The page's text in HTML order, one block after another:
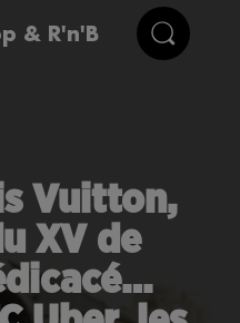
& R'n'B
Vuitton,
XV de